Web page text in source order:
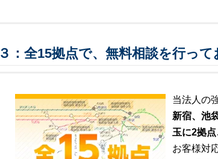
３：全15拠点で、無料相談を行って
当法人の
新宿、池
玉に2拠
お客様対